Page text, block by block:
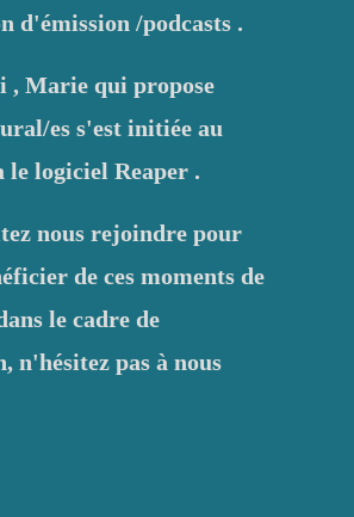
d'émission /podcasts .
, Marie qui propose
es s'est initiée au
le logiciel Reaper .
nous rejoindre pour
de ces moments de
le cadre de
n'hésitez pas à nous